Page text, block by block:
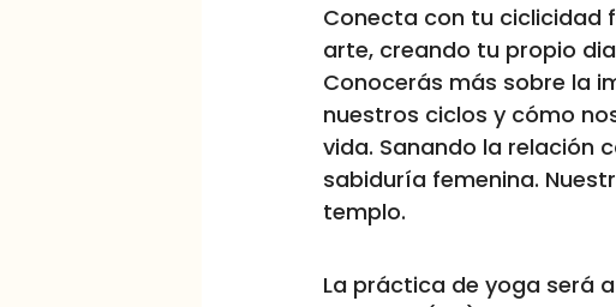
Conecta con tu ciclicidad
arte, creando tu propio
Conocerás más sobre la
nuestros ciclos y cómo
vida. Sanando la relación
sabiduría femenina.
templo.
La práctica de yoga será